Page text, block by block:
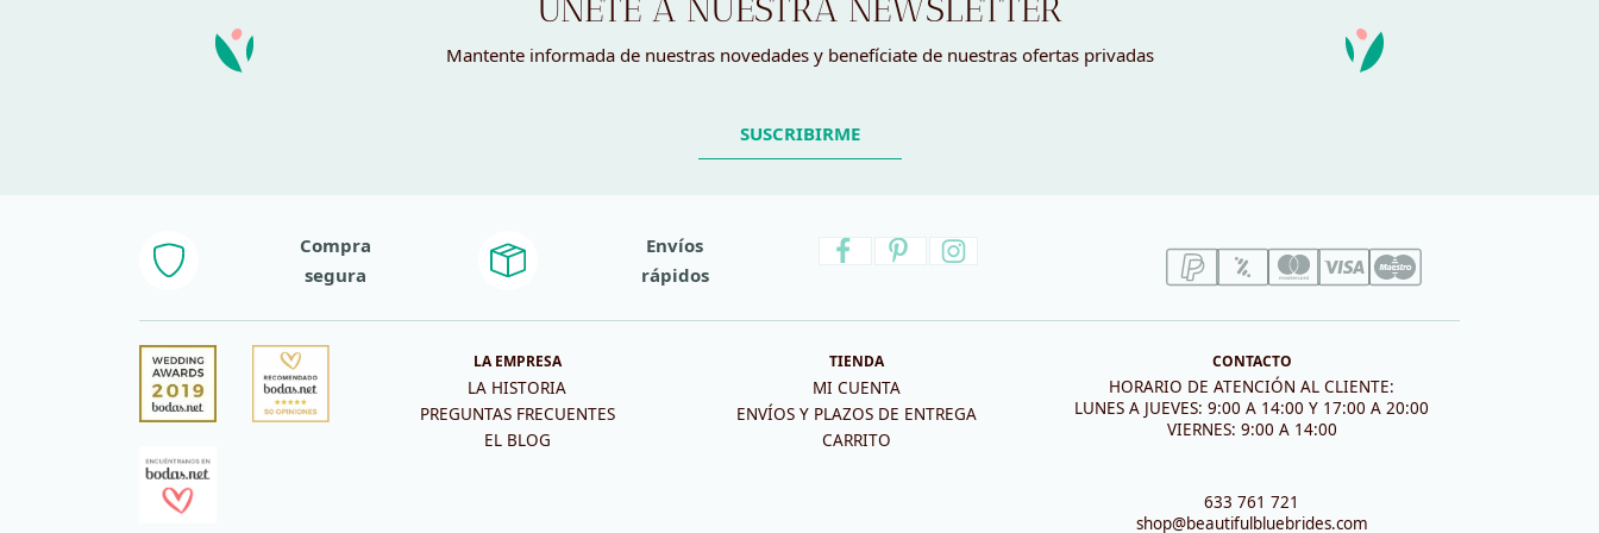
ÚNETE A NUESTRA NEWSLETTER
Mantente informada de nuestras novedades y benefíciate de nuestras ofertas privadas
SUSCRIBIRME
Compra
segura
Envíos
rápidos
LA EMPRESA
LA HISTORIA
PREGUNTAS FRECUENTES
EL BLOG
TIENDA
MI CUENTA
ENVÍOS Y PLAZOS DE ENTREGA
CARRITO
CONTACTO
HORARIO DE ATENCIÓN AL CLIENTE:
LUNES A JUEVES: 9:00 A 14:00 Y 17:00 A 20:00
VIERNES: 9:00 A 14:00
633 761 721
shop@beautifulbluebrides.com